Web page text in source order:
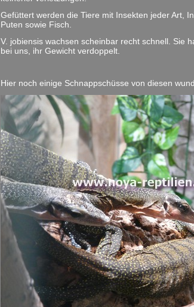
Gefüttert werden die Tiere mit Insekten jeder Art,
Puten sowie Fisch.
V. jobiensis wachsen scheinbar recht schnell. Sie
bei uns, ihr Gewicht verdoppelt.
Hier noch einige Schnappschüsse von diesen